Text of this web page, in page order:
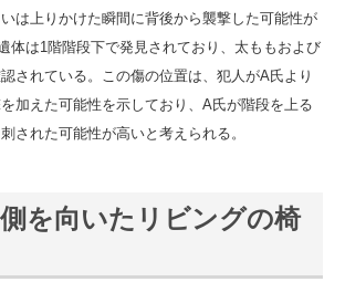
は上りかけた瞬間に背後から襲撃した可能性が
体は1階階段下で発見されており、太ももおよび
されている。この傷の位置は、犯人がA氏より
加えた可能性を示しており、A氏が階段を上る
された可能性が高いと考えられる。
を向いたリビングの椅